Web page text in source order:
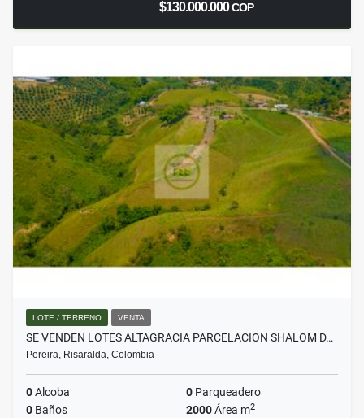
$130.000.000COP
LOTE / TERRENO VENTA
SE VENDEN LOTES ALTAGRACIA PARCELACION SHALOM D…
Pereira, Risaralda, Colombia
0Alcoba 0 Parqueadero
0 Baños 2000Área m2